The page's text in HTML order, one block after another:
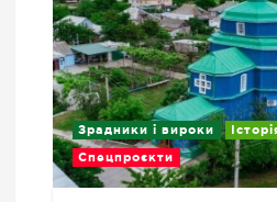
Зрадники і вироки
Спецпроєкти